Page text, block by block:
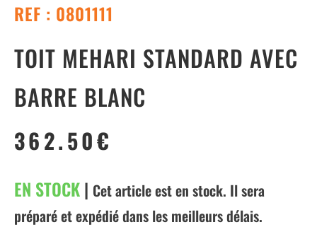
REF : 0801111
TOIT MEHARI STANDARD AVEC
BARRE BLANC
362.50€
EN STOCK| Cet article est en stock. Il sera
préparé et expédié dans les meilleurs délais.